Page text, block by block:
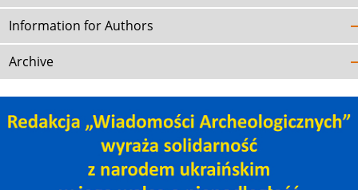
Information for Authors
Archive